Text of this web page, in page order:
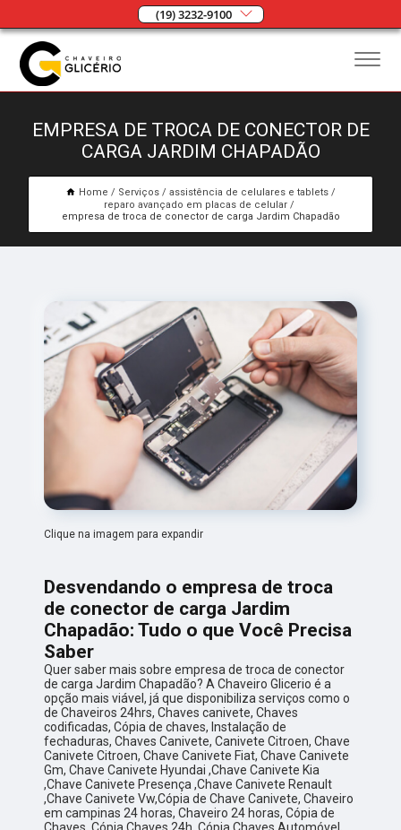
(19) 3232-9100
EMPRESA DE TROCA DE CONECTOR DE
CARGA JARDIM CHAPADÃO
Home Serviços
assistência de celulares e tablets
reparo avançado em placas de celular
empresa de troca de conector de carga Jardim Chapadão
Clique na imagem para expandir
Desvendando o empresa de troca
de conector de carga Jardim
Chapadão: Tudo o que Você Precisa
Saber
Quer saber mais sobre empresa de troca de conector
de carga Jardim Chapadão? A Chaveiro Glicerio é a
opção mais viável, já que disponibiliza serviços como o
de Chaveiros 24hrs, Chaves canivete, Chaves
codificadas, Cópia de chaves, Instalação de
fechaduras, Chaves Canivete, Canivete Citroen, Chave
Canivete Citroen, Chave Canivete Fiat, Chave Canivete
Gm, Chave Canivete Hyundai ,Chave Canivete Kia
,Chave Canivete Presença ,Chave Canivete Renault
,Chave Canivete Vw,Cópia de Chave Canivete, Chaveiro
em campinas 24 horas, Chaveiro 24 horas, Cópia de